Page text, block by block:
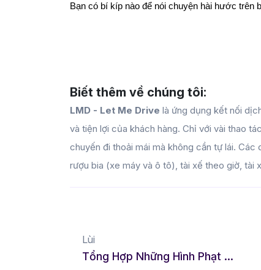
Bạn có bí kíp nào để nói chuyện hài hước trên
Biết thêm về chúng tôi:
LMD - Let Me Drive là ứng dụng kết nối
và tiện lợi của khách hàng. Chỉ với vài thao
chuyến đi thoải mái mà không cần tự lái.
rượu bia (xe máy và ô tô), tài xế theo giờ, tài
Lùi
Tổng Hợp Những Hình Phạt Trên Bàn Nhậu Cực Vui – Không Thể Bỏ Lỡ!